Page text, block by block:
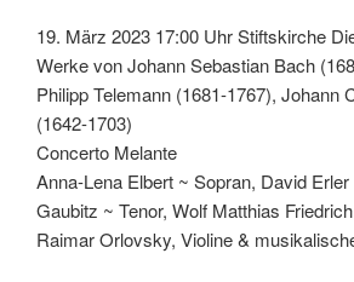
19. März 2023 17:00 Uhr Stiftskirche
Werke von Johann Sebastian Bach
Philipp Telemann (1681-1767), Johann
(1642-1703)
Concerto Melante
Anna-Lena Elbert ~ Sopran, David
Gaubitz ~ Tenor, Wolf Matthias
Raimar Orlovsky, Violine &